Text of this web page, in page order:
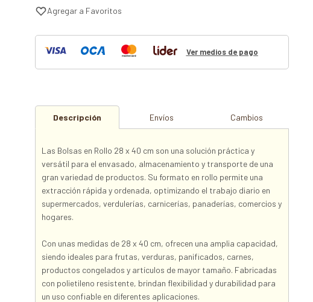
Ver medios de pago
Descripción Envíos Cambios
Las Bolsas en Rollo 28 x 40 cm son una solución práctica y
versátil para el envasado, almacenamiento y transporte de una
gran variedad de productos. Su formato en rollo permite una
extracción rápida y ordenada, optimizando el trabajo diario en
supermercados, verdulerías, carnicerías, panaderías, comercios y
hogares.
Con unas medidas de 28 x 40 cm, ofrecen una amplia capacidad,
siendo ideales para frutas, verduras, panificados, carnes,
productos congelados y artículos de mayor tamaño. Fabricadas
con polietileno resistente, brindan flexibilidad y durabilidad para
un uso confiable en diferentes aplicaciones.